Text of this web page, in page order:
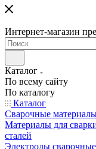
Интернет-магазин
Каталог
По всему сайту
По каталогу
Каталог
Сварочные
Материалы для
сталей
Электроды сварочные